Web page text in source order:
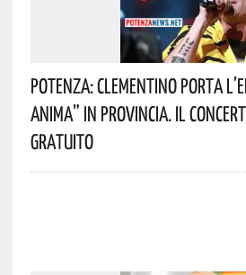
Potenza: Clementino Porta
Anima” In Provincia. Il
Gratuito